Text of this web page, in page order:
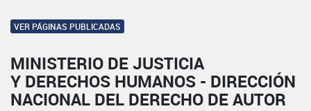
VER PÁGINAS PUBLICADAS
MINISTERIO DE JUSTICIA
Y DERECHOS HUMANOS - DIRECCIÓN
NACIONAL DEL DERECHO DE AUTOR